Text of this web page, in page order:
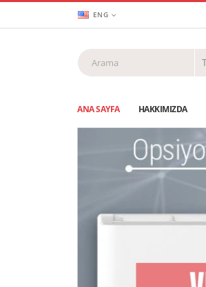
ENG
ANA SAYFA HAKKIMIZDA